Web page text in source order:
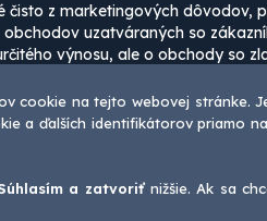
z marketingových dôvodov,
uzatváraných so
výnosu, ale o obchody so
články a analýzy je
povahu právneho konania
cookie na tejto webovej stránke.
a ďalších identifikátorov priamo
a zatvoriťnižšie. Ak sa